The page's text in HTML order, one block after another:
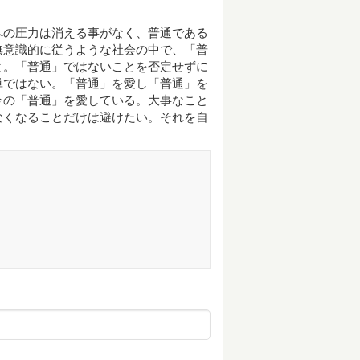
圧力は消える事がなく、普通である
識的に従うような社会の中で、「普
「普通」ではないことを否定せずに
はない。「普通」を愛し「普通」を
「普通」を愛している。大事なこと
なることだけは避けたい。それを自